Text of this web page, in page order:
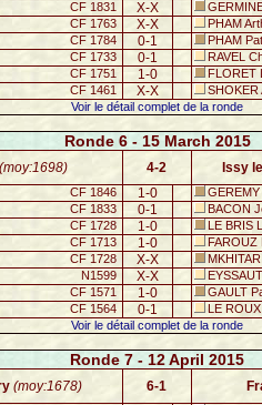
CF 1831 X-X
CF 1763 X-X PHAM
CF 1784 0-1 PHAM
CF 1733 0-1 RAVEL
CF 1751 1-0 FLORET
CF 1461 X-X SHOKER
Voir le détail complet de la ronde
Ronde 6 - 15 March 2015
(moy:1698) 4-2 Issy
CF 1846 1-0
CF 1833 0-1 BACON
CF 1728 1-0 LE BRIS
CF 1713 1-0 FAROUZ
CF 1728 X-X
N1599 X-X
CF 1571 1-0 GAULT
CF 1564 0-1 LE
Voir le détail complet de la ronde
Ronde 7 - 12 April 2015
(moy:1678) 6-1